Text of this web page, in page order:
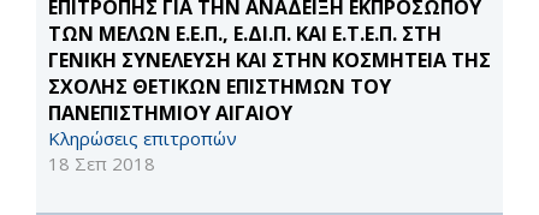
ΕΠΙΤΡΟΠΗΣ ΓΙΑ ΤΗΝ ΑΝΑΔΕΙΞΗ ΕΚΠΡΟΣΩΠΟΥ
ΤΩΝ ΜΕΛΩΝ Ε.Ε.Π., Ε.ΔΙ.Π. ΚΑΙ Ε.Τ.Ε.Π. ΣΤΗ
ΓΕΝΙΚΗ ΣΥΝΕΛΕΥΣΗ ΚΑΙ ΣΤΗΝ ΚΟΣΜΗΤΕΙΑ ΤΗΣ
ΣΧΟΛΗΣ ΘΕΤΙΚΩΝ ΕΠΙΣΤΗΜΩΝ ΤΟΥ
ΠΑΝΕΠΙΣΤΗΜΙΟΥ ΑΙΓΑΙΟΥ
Κληρώσεις επιτροπών
18 Σεπ 2018